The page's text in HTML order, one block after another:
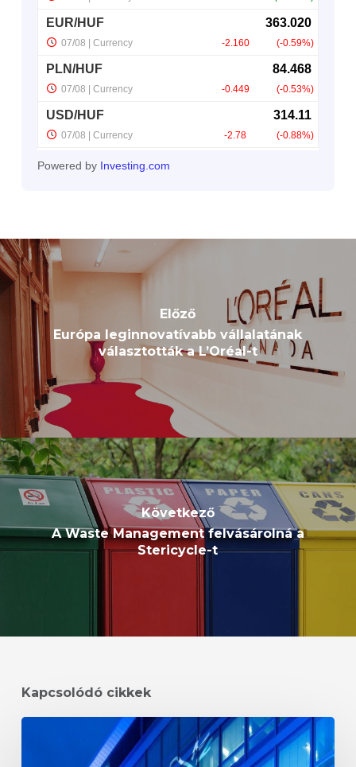
Powered by Investing.com
Előző
Európa leginnovatívabb vállalatának
választották a L’Oréal-t
Következő
A Waste Management felvásárolná a
Stericycle-t
Kapcsolódó cikkek